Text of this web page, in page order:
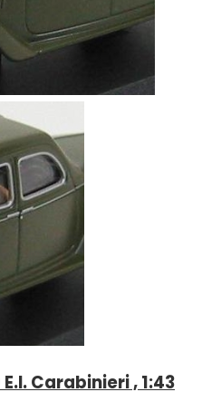
Carabinieri , 1:43